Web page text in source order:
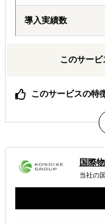
導入実績数
このサー
このサービスの特
定温倉庫が１か月
輸出入・貿易・通関
国際
当社の